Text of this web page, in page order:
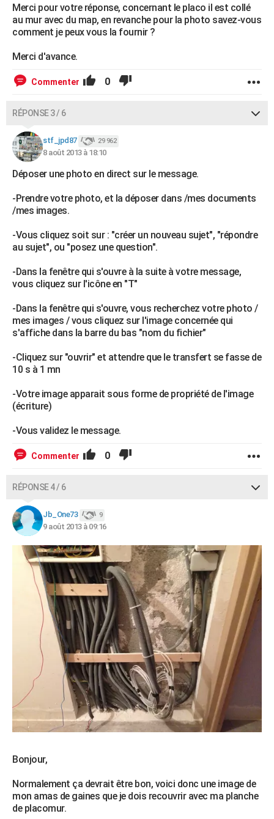
Merci pour votre réponse, concernant le placo il est collé
au mur avec du map, en revanche pour la photo savez-vous
comment je peux vous la fournir ?
Merci d'avance.
Commenter 0
RÉPONSE 3 / 6
stf_jpd87 29 962
8 août 2013 à 18:10
Déposer une photo en direct sur le message.
-Prendre votre photo, et la déposer dans /mes documents
/mes images.
-Vous cliquez soit sur : "créer un nouveau sujet", "répondre
au sujet", ou "posez une question".
-Dans la fenêtre qui s'ouvre à la suite à votre message,
vous cliquez sur l'icône en "T"
-Dans la fenêtre qui s'ouvre, vous recherchez votre photo /
mes images / vous cliquez sur l'image concernée qui
s'affiche dans la barre du bas "nom du fichier"
-Cliquez sur "ouvrir" et attendre que le transfert se fasse de
10 s à 1 mn
-Votre image apparait sous forme de propriété de l'image
(écriture)
-Vous validez le message.
Commenter 0
RÉPONSE 4 / 6
Jb_One73 9
9 août 2013 à 09:16
Bonjour,
Normalement ça devrait être bon, voici donc une image de
mon amas de gaines que je dois recouvrir avec ma planche
de placomur.